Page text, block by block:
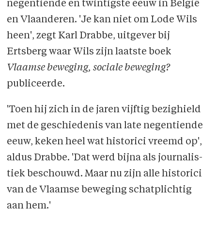
negentiende en twintigste eeuw in België
en Vlaanderen. 'Je kan niet om Lode Wils
heen', zegt Karl Drabbe, uitgever bij
Ertsberg waar Wils zijn laatste boek
Vlaamse beweging, sociale beweging?
publiceerde.
'Toen hij zich in de jaren vijftig bezighield
met de geschiedenis van late negentiende
eeuw, keken heel wat historici vreemd op',
aldus Drabbe. 'Dat werd bijna als journalis­
tiek beschouwd. Maar nu zijn alle historici
van de Vlaamse beweging schatplichtig
aan hem.'